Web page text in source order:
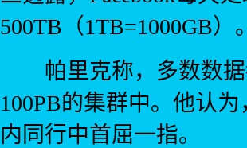
500TB（1TB=1000GB）
帕里克称，多数数据
100PB的集群中。他认
内同行中首屈一指。